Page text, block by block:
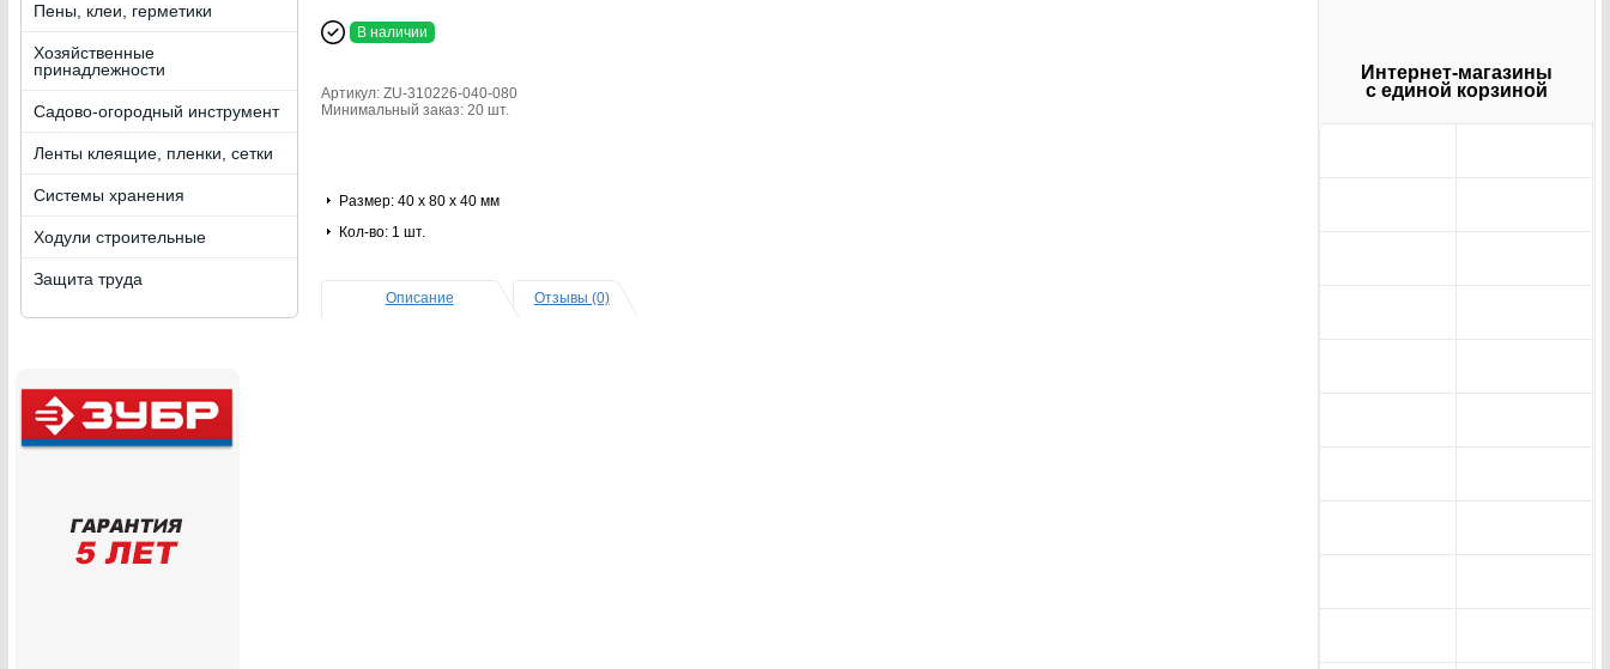
Пены, клеи, герметики
Хозяйственные
принадлежности
Садово-огородный инструмент
Ленты клеящие, пленки, сетки
Системы хранения
Ходули строительные
Защита труда
В наличии
Артикул: ZU-310226-040-080
Минимальный заказ: 20 шт.
Размер: 40 х 80 х 40 мм
Кол-во: 1 шт.
Описание Отзывы (0)
Интернет-магазины
с единой корзиной